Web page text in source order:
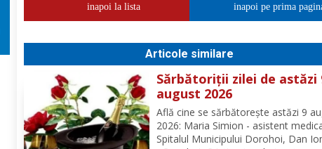
inapoi la lista inapoi pe prima
Articole similare
Sărbătoriții zilei de astăzi
august 2026
Află cine se sărbătoreşte astăzi 9
2026: Maria Simion - asistent
Spitalul Municipului Dorohoi, Dan